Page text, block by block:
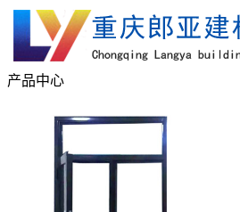
产品中心